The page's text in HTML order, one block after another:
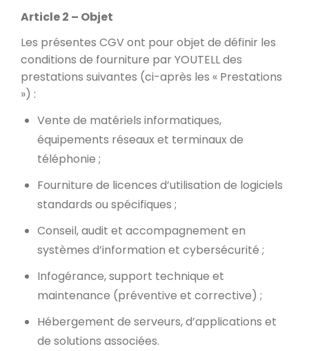
Article 2 – Objet
Les présentes CGV ont pour objet de définir les
conditions de fourniture par YOUTELL des
prestations suivantes (ci-après les « Prestations
») :
Vente de matériels informatiques,
équipements réseaux et terminaux de
téléphonie ;
Fourniture de licences d’utilisation de logiciels
standards ou spécifiques ;
Conseil, audit et accompagnement en
systèmes d’information et cybersécurité ;
Infogérance, support technique et
maintenance (préventive et corrective) ;
Hébergement de serveurs, d’applications et
de solutions associées.